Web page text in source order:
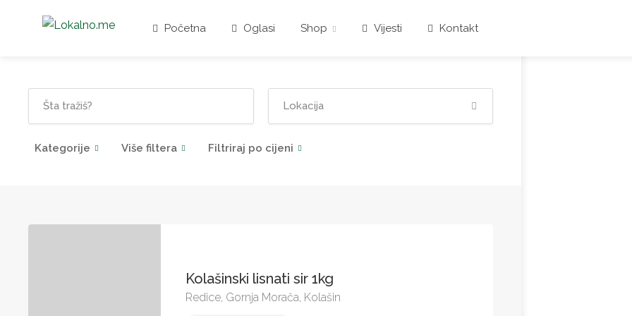
Početna Oglasi Shop Vijesti Kontakt
Kategorije Više filtera Filtriraj po cijeni
Kolašinski lisnati sir 1kg
Redice, Gornja Morača, Kolašin